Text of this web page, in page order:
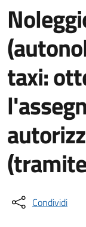
taxi:
Condividi